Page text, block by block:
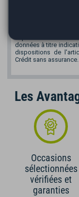
*Un crédit vous
capacités de
données à titre
dispositions de
Crédit sans
Les
Occasions
sélectionnées
vérifiées et
garanties